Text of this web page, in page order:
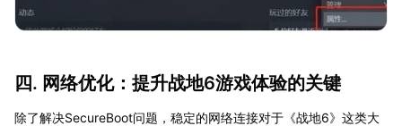
四. 网络优化：提升战地6游戏体验的关键
除了解决SecureBoot问题，稳定的网络连接对于《战地6》这类大